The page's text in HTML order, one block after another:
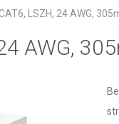
LSZH, 24 AWG,
AWG,